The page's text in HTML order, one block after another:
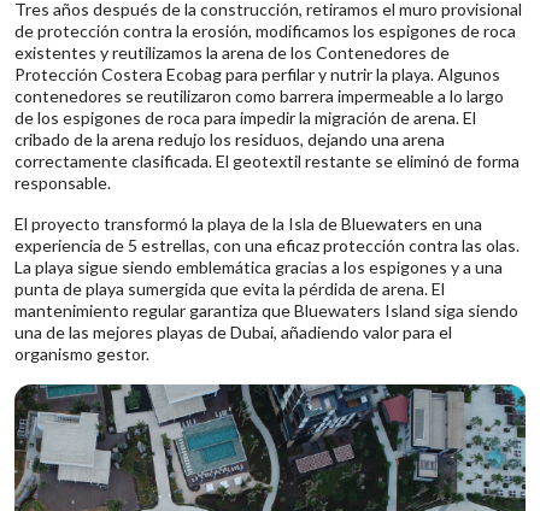
Tres años después de la construcción, retiramos el muro provisional
de protección contra la erosión, modificamos los espigones de roca
existentes y reutilizamos la arena de los Contenedores de
Protección Costera Ecobag para perfilar y nutrir la playa. Algunos
contenedores se reutilizaron como barrera impermeable a lo largo
de los espigones de roca para impedir la migración de arena. El
cribado de la arena redujo los residuos, dejando una arena
correctamente clasificada. El geotextil restante se eliminó de forma
responsable.
El proyecto transformó la playa de la Isla de Bluewaters en una
experiencia de 5 estrellas, con una eficaz protección contra las olas.
La playa sigue siendo emblemática gracias a los espigones y a una
punta de playa sumergida que evita la pérdida de arena. El
mantenimiento regular garantiza que Bluewaters Island siga siendo
una de las mejores playas de Dubai, añadiendo valor para el
organismo gestor.